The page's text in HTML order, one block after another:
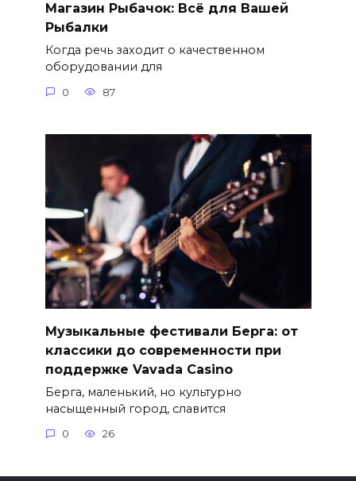
Магазин Рыбачок: Всё для Вашей
Рыбалки
Когда речь заходит о качественном
оборудовании для
0 87
Музыкальные фестивали Берга: от
классики до современности при
поддержке Vavada Casino
Берга, маленький, но культурно
насыщенный город, славится
0 26